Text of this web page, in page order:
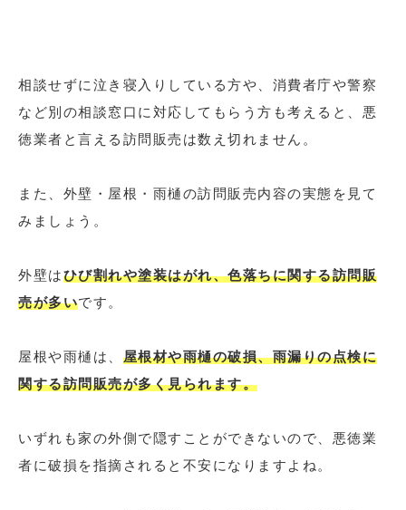
相談せずに泣き寝入りしている方や、消費者庁や警察
など別の相談窓口に対応してもらう方も考えると、悪
徳業者と言える訪問販売は数え切れません。
また、外壁・屋根・雨樋の訪問販売内容の実態を見て
みましょう。
外壁はひび割れや塗装はがれ、色落ちに関する訪問販
売が多いです。
屋根や雨樋は、 屋根材や雨樋の破損、雨漏りの点検に
関する訪問販売が多く見られます。
いずれも家の外側で隠すことができないので、悪徳業
者に破損を指摘されると不安になりますよね。